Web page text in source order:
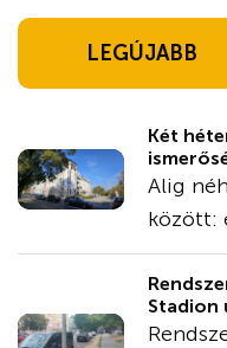
LEGÚJABB
Két
Alig
között:
Stadion